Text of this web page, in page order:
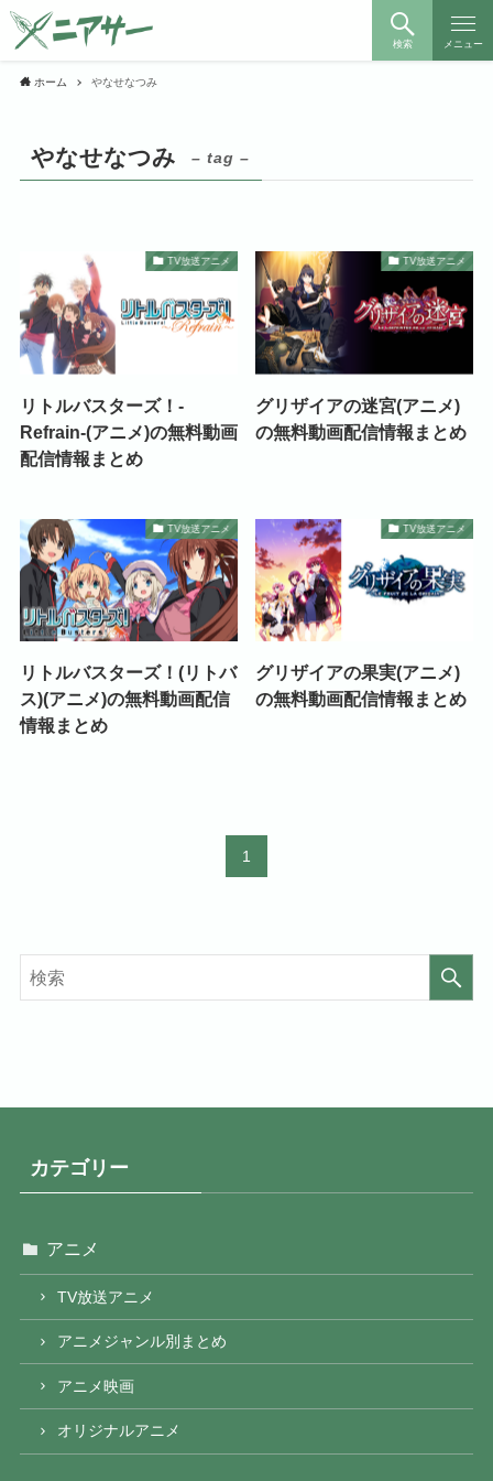
検索 メニュー
ホーム やなせなつみ
やなせなつみ – tag –
TV放送アニメ
リトルバスターズ！-
Refrain-(アニメ)の無料動画
配信情報まとめ
TV放送アニメ
グリザイアの迷宮(アニメ)
の無料動画配信情報まとめ
TV放送アニメ
リトルバスターズ！(リトバ
ス)(アニメ)の無料動画配信
情報まとめ
TV放送アニメ
グリザイアの果実(アニメ)
の無料動画配信情報まとめ
1
カテゴリー
アニメ
TV放送アニメ
アニメジャンル別まとめ
アニメ映画
オリジナルアニメ